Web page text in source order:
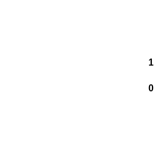
1
0